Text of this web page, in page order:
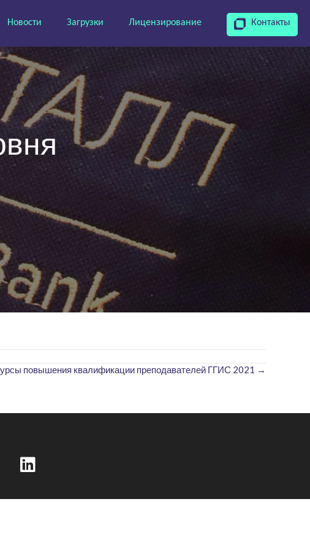
Новости Загрузки Лицензирование Контакты
повышения квалификации преподавателей ГГИС 2021 →